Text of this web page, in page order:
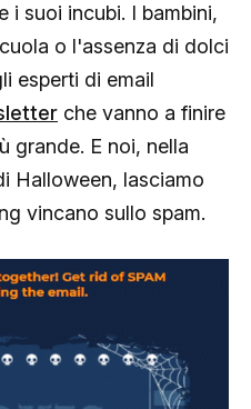
i suoi incubi. I bambini,
o l'assenza di dolci
esperti di email
che vanno a finire
grande. E noi, nella
Halloween, lasciamo
vincano sullo spam.